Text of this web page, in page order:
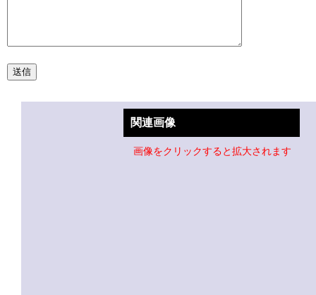
関連画像
画像をクリックすると拡大されます